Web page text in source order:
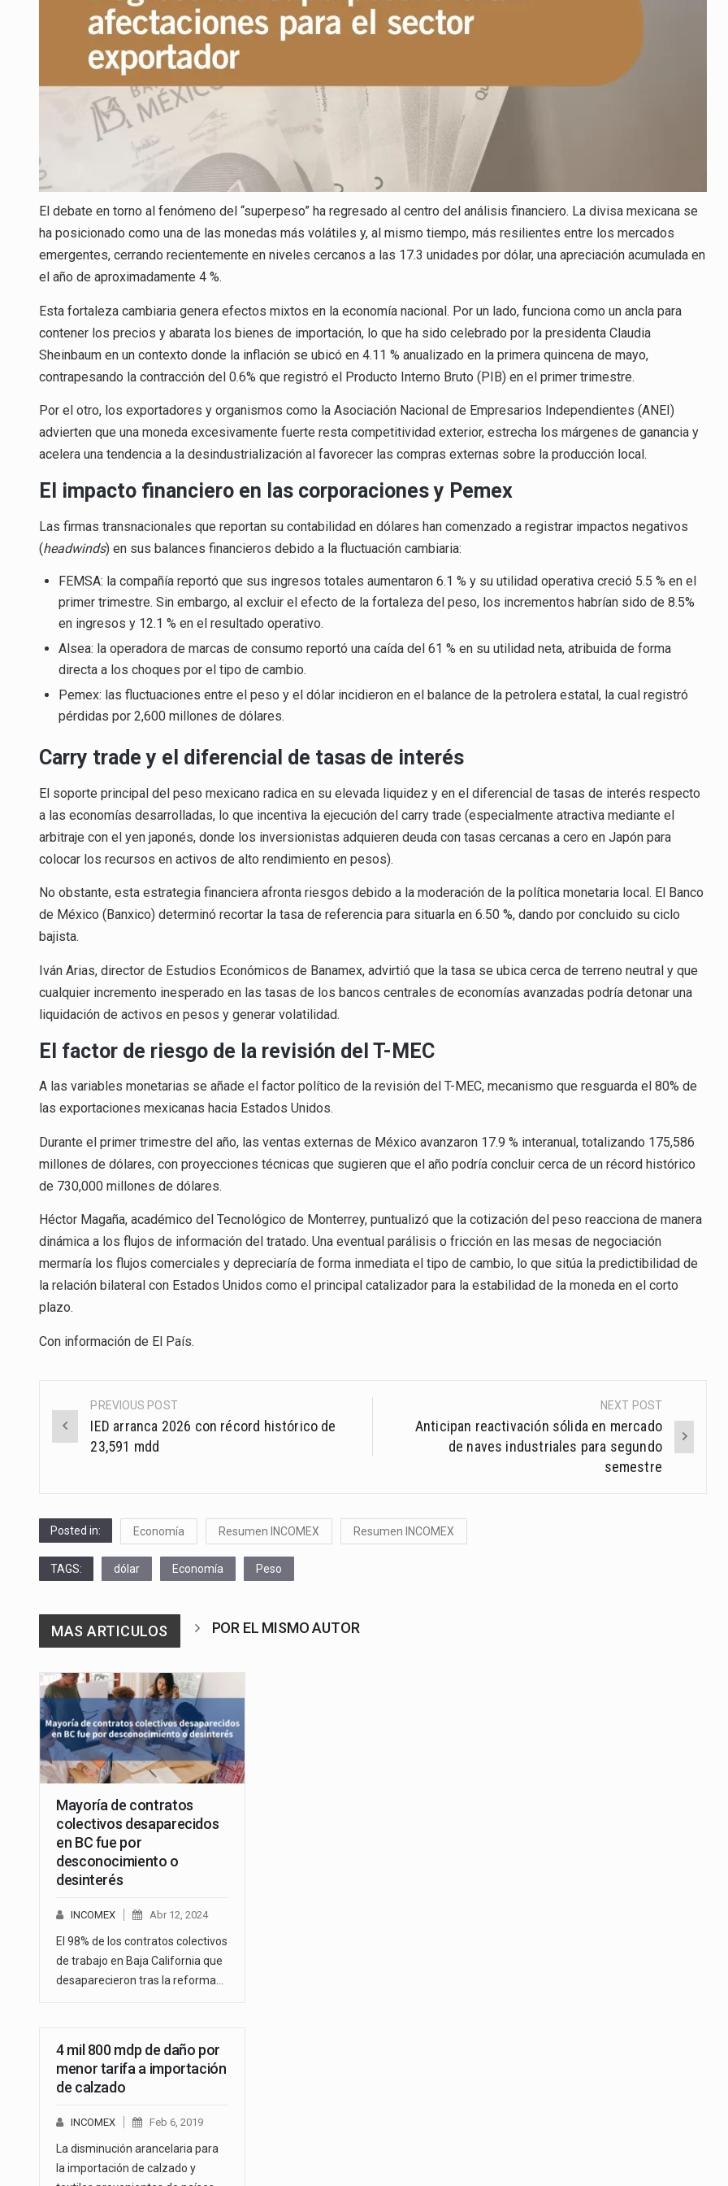
El debate en torno al fenómeno del “superpeso” ha regresado al centro del análisis financiero. La divisa mexicana se
ha posicionado como una de las monedas más volátiles y, al mismo tiempo, más resilientes entre los mercados
emergentes, cerrando recientemente en niveles cercanos a las 17.3 unidades por dólar, una apreciación acumulada en
el año de aproximadamente 4 %.
Esta fortaleza cambiaria genera efectos mixtos en la economía nacional. Por un lado, funciona como un ancla para
contener los precios y abarata los bienes de importación, lo que ha sido celebrado por la presidenta Claudia
Sheinbaum en un contexto donde la inflación se ubicó en 4.11 % anualizado en la primera quincena de mayo,
contrapesando la contracción del 0.6% que registró el Producto Interno Bruto (PIB) en el primer trimestre.
Por el otro, los exportadores y organismos como la Asociación Nacional de Empresarios Independientes (ANEI)
advierten que una moneda excesivamente fuerte resta competitividad exterior, estrecha los márgenes de ganancia y
acelera una tendencia a la desindustrialización al favorecer las compras externas sobre la producción local.
El impacto financiero en las corporaciones y Pemex
Las firmas transnacionales que reportan su contabilidad en dólares han comenzado a registrar impactos negativos
(headwinds) en sus balances financieros debido a la fluctuación cambiaria:
FEMSA: la compañía reportó que sus ingresos totales aumentaron 6.1 % y su utilidad operativa creció 5.5 % en el
primer trimestre. Sin embargo, al excluir el efecto de la fortaleza del peso, los incrementos habrían sido de 8.5%
en ingresos y 12.1 % en el resultado operativo.
Alsea: la operadora de marcas de consumo reportó una caída del 61 % en su utilidad neta, atribuida de forma
directa a los choques por el tipo de cambio.
Pemex: las fluctuaciones entre el peso y el dólar incidieron en el balance de la petrolera estatal, la cual registró
pérdidas por 2,600 millones de dólares.
Carry trade y el diferencial de tasas de interés
El soporte principal del peso mexicano radica en su elevada liquidez y en el diferencial de tasas de interés respecto
a las economías desarrolladas, lo que incentiva la ejecución del carry trade (especialmente atractiva mediante el
arbitraje con el yen japonés, donde los inversionistas adquieren deuda con tasas cercanas a cero en Japón para
colocar los recursos en activos de alto rendimiento en pesos).
No obstante, esta estrategia financiera afronta riesgos debido a la moderación de la política monetaria local. El Banco
de México (Banxico) determinó recortar la tasa de referencia para situarla en 6.50 %, dando por concluido su ciclo
bajista.
Iván Arias, director de Estudios Económicos de Banamex, advirtió que la tasa se ubica cerca de terreno neutral y que
cualquier incremento inesperado en las tasas de los bancos centrales de economías avanzadas podría detonar una
liquidación de activos en pesos y generar volatilidad.
El factor de riesgo de la revisión del T-MEC
A las variables monetarias se añade el factor político de la revisión del T-MEC, mecanismo que resguarda el 80% de
las exportaciones mexicanas hacia Estados Unidos.
Durante el primer trimestre del año, las ventas externas de México avanzaron 17.9 % interanual, totalizando 175,586
millones de dólares, con proyecciones técnicas que sugieren que el año podría concluir cerca de un récord histórico
de 730,000 millones de dólares.
Héctor Magaña, académico del Tecnológico de Monterrey, puntualizó que la cotización del peso reacciona de manera
dinámica a los flujos de información del tratado. Una eventual parálisis o fricción en las mesas de negociación
mermaría los flujos comerciales y depreciaría de forma inmediata el tipo de cambio, lo que sitúa la predictibilidad de
la relación bilateral con Estados Unidos como el principal catalizador para la estabilidad de la moneda en el corto
plazo.
Con información de El País.
Post
navigation
PREVIOUS POST
IED arranca 2026 con récord histórico de
23,591 mdd
NEXT POST
Anticipan reactivación sólida en mercado
de naves industriales para segundo
semestre
Posted in: Economía Resumen INCOMEX Resumen INCOMEX
TAGS: dólar Economía Peso
MAS ARTICULOS POR EL MISMO AUTOR
Mayoría de contratos
colectivos desaparecidos
en BC fue por
desconocimiento o
desinterés
INCOMEX Abr 12, 2024
El 98% de los contratos colectivos
de trabajo en Baja California que
desaparecieron tras la reforma…
4 mil 800 mdp de daño por
menor tarifa a importación
de calzado
INCOMEX Feb 6, 2019
La disminución arancelaria para
la importación de calzado y